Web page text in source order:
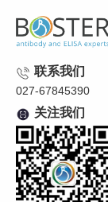
联系我们
027-67845390
关注我们